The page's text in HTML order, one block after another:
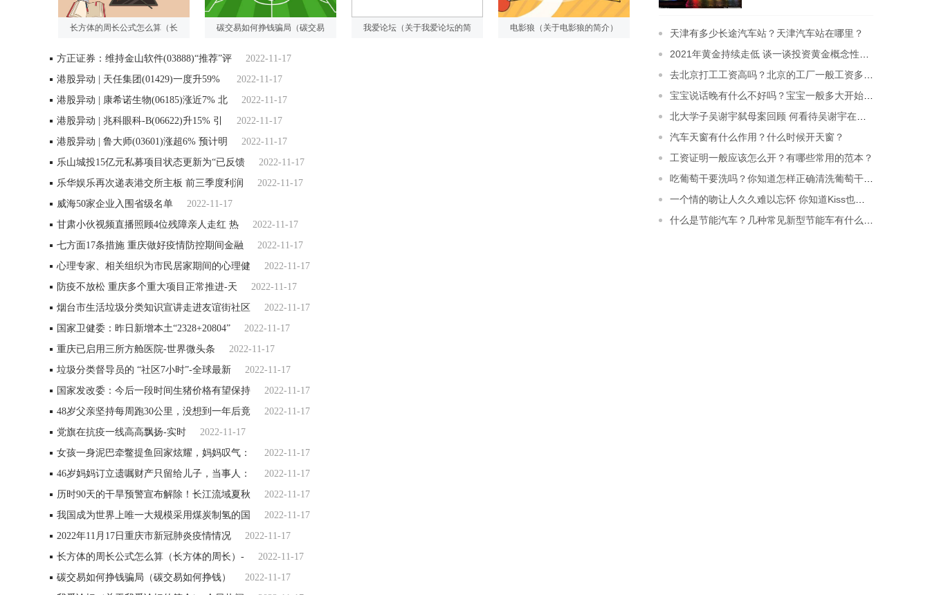
长方体的周长公式怎么算（长 碳交易如何挣钱骗局（碳交易 我爱论坛（关于我爱论坛的简 电影狼（关于电影狼的简介）
方正证券：维持金山软件(03888)“推荐”评
2022-11-17
港股异动 | 天任集团(01429)一度升59%
2022-11-17
港股异动 | 康希诺生物(06185)涨近7% 北
2022-11-17
港股异动 | 兆科眼科-B(06622)升15% 引
2022-11-17
港股异动 | 鲁大师(03601)涨超6% 预计明
2022-11-17
乐山城投15亿元私募项目状态更新为“已反馈
2022-11-17
乐华娱乐再次递表港交所主板 前三季度利润
2022-11-17
威海50家企业入围省级名单
2022-11-17
甘肃小伙视频直播照顾4位残障亲人走红 热
2022-11-17
七方面17条措施 重庆做好疫情防控期间金融
2022-11-17
心理专家、相关组织为市民居家期间的心理健
2022-11-17
防疫不放松 重庆多个重大项目正常推进-天
2022-11-17
烟台市生活垃圾分类知识宣讲走进友谊街社区
2022-11-17
国家卫健委：昨日新增本土“2328+20804”
2022-11-17
重庆已启用三所方舱医院-世界微头条
2022-11-17
垃圾分类督导员的 “社区7小时”-全球最新
2022-11-17
国家发改委：今后一段时间生猪价格有望保持
2022-11-17
48岁父亲坚持每周跑30公里，没想到一年后竟
2022-11-17
党旗在抗疫一线高高飘扬-实时
2022-11-17
女孩一身泥巴牵鳖提鱼回家炫耀，妈妈叹气：
2022-11-17
46岁妈妈订立遗嘱财产只留给儿子，当事人：
2022-11-17
历时90天的干旱预警宣布解除！长江流域夏秋
2022-11-17
我国成为世界上唯一大规模采用煤炭制氢的国
2022-11-17
2022年11月17日重庆市新冠肺炎疫情情况
2022-11-17
长方体的周长公式怎么算（长方体的周长）-
2022-11-17
碳交易如何挣钱骗局（碳交易如何挣钱）
2022-11-17
运站。虽然天[详细]
天津有多少长途汽车站？天津汽车站在哪里？
汽车天窗有什么作用？什么时候开天窗？
工资证明一般应该怎么开？有哪些常用的范本？